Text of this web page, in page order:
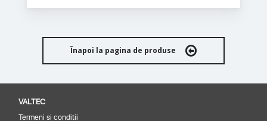
Înapoi la pagina de produse
VALTEC
Termeni si conditii